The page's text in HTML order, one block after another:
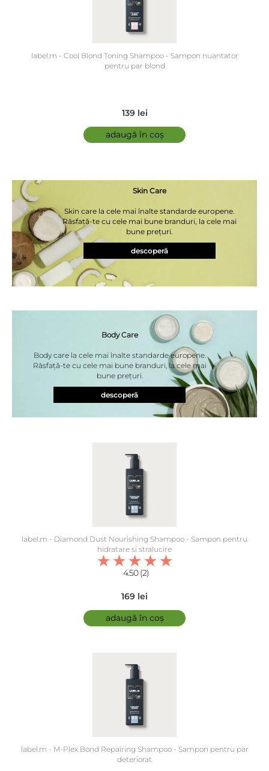
label.m - Cool Blond Toning Shampoo - Sampon nuantator
pentru par blond
139 lei
adaugă în coș
Skin Care
Skin care la cele mai înalte standarde europene.
Răsfață-te cu cele mai bune branduri, la cele mai
bune prețuri.
descoperă
Body Care
Body care la cele mai înalte standarde europene.
Răsfață-te cu cele mai bune branduri, la cele mai
bune prețuri.
descoperă
label.m - Diamond Dust Nourishing Shampoo - Sampon pentru
hidratare si stralucire
4.50 (2)
169 lei
adaugă în coș
label.m - M-Plex Bond Repairing Shampoo - Sampon pentru par
deteriorat